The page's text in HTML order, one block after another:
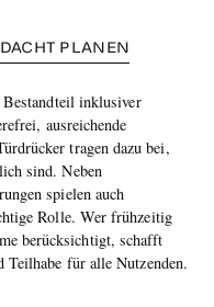
PLANEN
inklusiver
ausreichende
tragen dazu bei,
sind. Neben
spielen auch
Rolle. Wer frühzeitig
berücksichtigt, schafft
für alle Nutzenden.